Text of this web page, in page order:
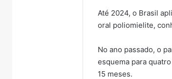
Até 2024, o Brasil
oral poliomielite,
No ano passado, o
esquema para
15 meses.